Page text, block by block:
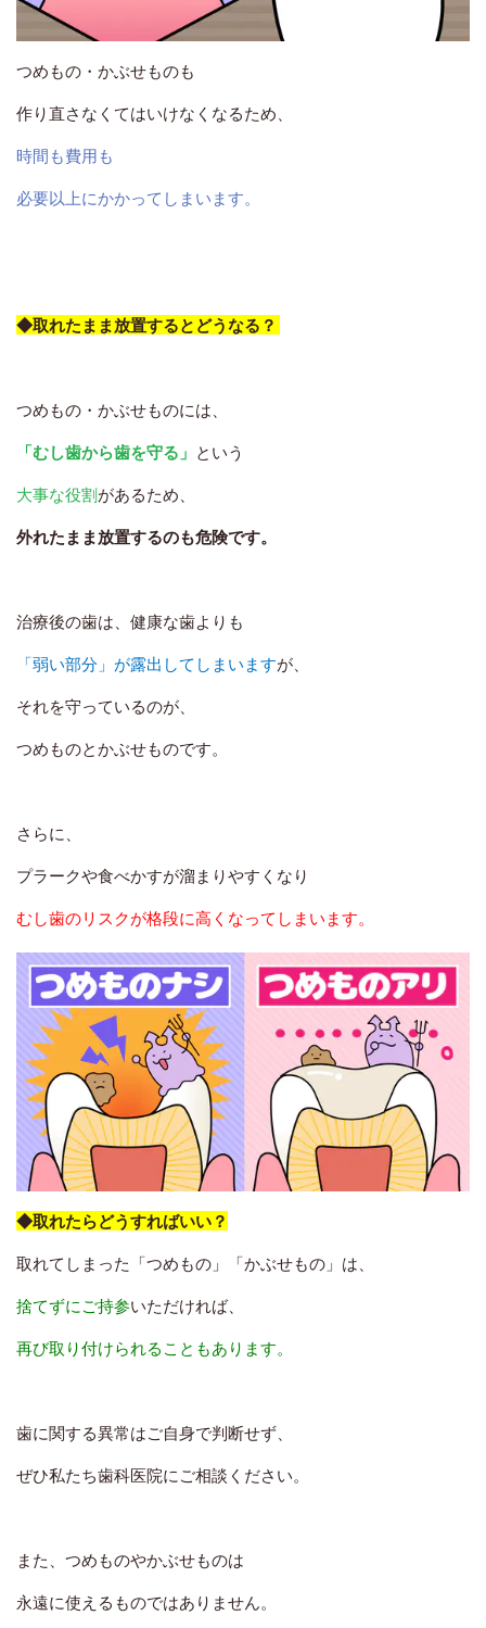
つめもの・かぶせものも
作り直さなくてはいけなくなるため、
時間も費用も
必要以上にかかってしまいます。
◆取れたまま放置するとどうなる？
つめもの・かぶせものには、
「むし歯から歯を守る」 という
大事な役割があるため、
外れたまま放置するのも危険です。
治療後の歯は、健康な歯よりも
「弱い部分」が露出してしまいますが、
それを守っているのが、
つめものとかぶせものです。
さらに、
プラークや食べかすが溜まりやすくなり
むし歯のリスクが格段に高くなってしまいます。
◆取れたらどうすればいい？
取れてしまった「つめもの」「かぶせもの」は、
捨てずにご持参いただければ、
再び取り付けられることもあります。
歯に関する異常はご自身で判断せず、
ぜひ私たち歯科医院にご相談ください。
また、つめものやかぶせものは
永遠に使えるものではありません。